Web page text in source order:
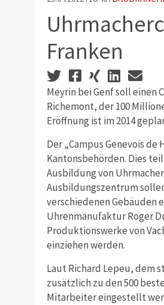
Franken
Meyrin bei Genf soll einen
Richemont, der 100
Eröffnung ist im 2014
Der „Campus Genevois
Kantonsbehörden. Dies
Ausbildung von
Ausbildungszentrum
verschiedenen Gebäuden
Uhrenmanufaktur Roger
Produktionswerke von
einziehen werden.
Laut Richard Lepeu, dem
zusätzlich zu den 500
Mitarbeiter eingestellt